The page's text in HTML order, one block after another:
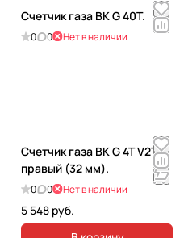
Счетчик газа ВК G 40Т.
0 0 Нет в наличии
Счетчик газа ВК G 4T V2TC
правый (32 мм).
0 0 Нет в наличии
5 548 руб.